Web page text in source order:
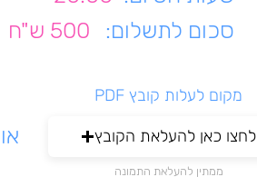
500 ש"ח
סכום לתשלום:
או
מקום לעלות קובץ PDF
לחצו כאן להעלאת הקובץ
ממתין להעלאת התמונה